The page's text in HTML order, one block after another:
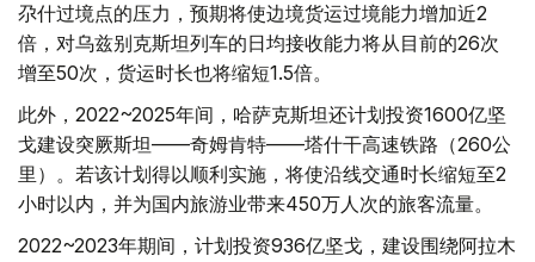
尕什过境点的压力，预期将使边境货运过境能力增加近2
倍，对乌兹别克斯坦列车的日均接收能力将从目前的26次
增至50次，货运时长也将缩短1.5倍。
此外，2022~2025年间，哈萨克斯坦还计划投资1600亿坚
戈建设突厥斯坦——奇姆肯特——塔什干高速铁路（260公
里）。若该计划得以顺利实施，将使沿线交通时长缩短至2
小时以内，并为国内旅游业带来450万人次的旅客流量。
2022~2023年期间，计划投资936亿坚戈，建设围绕阿拉木